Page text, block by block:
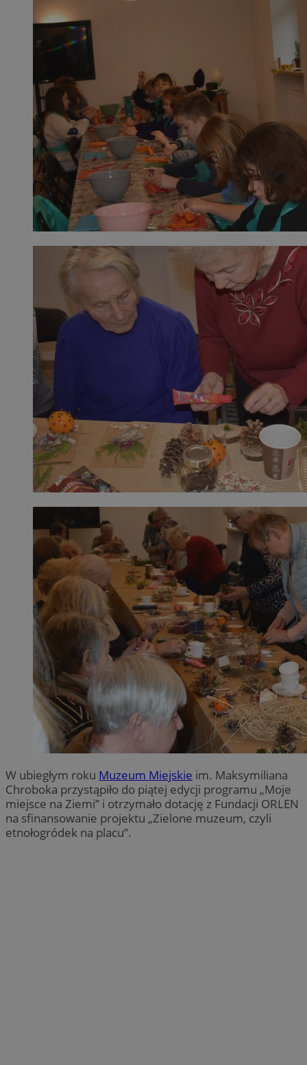
W ubiegłym roku Muzeum Miejskie im. Maksymiliana
Chroboka przystąpiło do piątej edycji programu „Moje
miejsce na Ziemi” i otrzymało dotację z Fundacji ORLEN
na sfinansowanie projektu „Zielone muzeum, czyli
etnołogródek na placu”.